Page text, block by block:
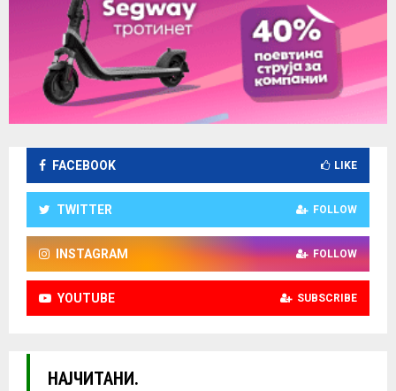
FACEBOOK LIKE
TWITTER FOLLOW
INSTAGRAM FOLLOW
YOUTUBE SUBSCRIBE
НАЈЧИТАНИ.